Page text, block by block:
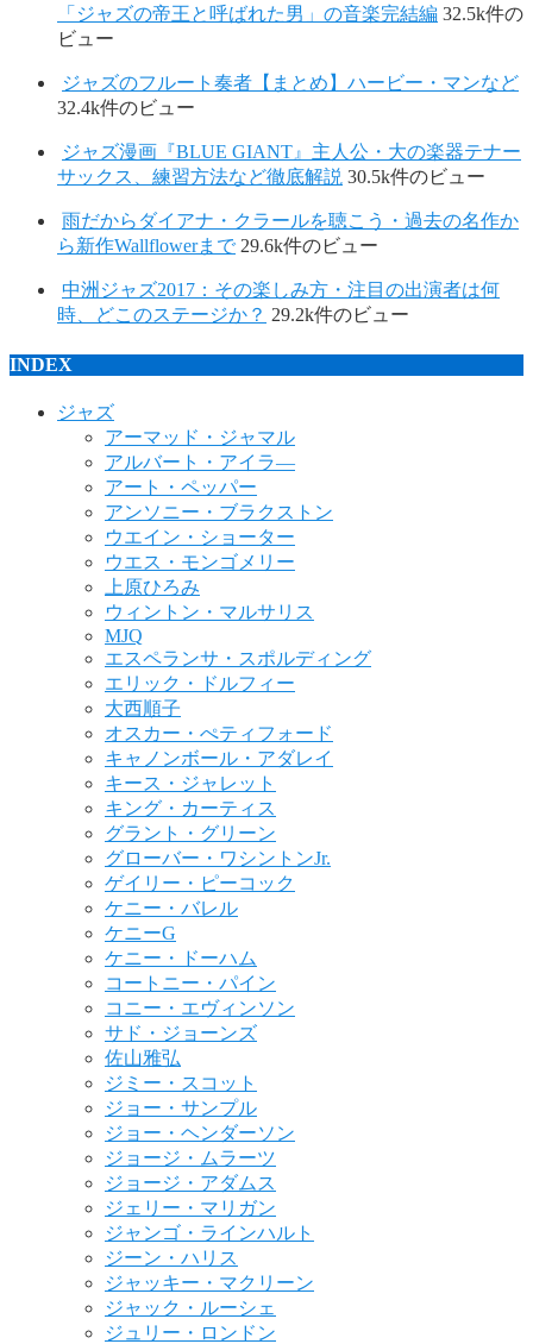
「ジャズの帝王と呼ばれた男」の音楽完結編 32.5k件の
ビュー
ジャズのフルート奏者【まとめ】ハービー・マンなど
32.4k件のビュー
ジャズ漫画『BLUE GIANT』主人公・大の楽器テナー
サックス、練習方法など徹底解説 30.5k件のビュー
雨だからダイアナ・クラールを聴こう・過去の名作か
ら新作Wallflowerまで 29.6k件のビュー
中洲ジャズ2017：その楽しみ方・注目の出演者は何
時、どこのステージか？ 29.2k件のビュー
INDEX
ジャズ
アーマッド・ジャマル
アルバート・アイラ―
アート・ペッパー
アンソニー・ブラクストン
ウエイン・ショーター
ウエス・モンゴメリー
上原ひろみ
ウィントン・マルサリス
MJQ
エスペランサ・スポルディング
エリック・ドルフィー
大西順子
オスカー・ぺティフォード
キャノンボール・アダレイ
キース・ジャレット
キング・カーティス
グラント・グリーン
グローバー・ワシントンJr.
ゲイリー・ピーコック
ケニー・バレル
ケニーG
ケニー・ドーハム
コートニー・パイン
コニー・エヴィンソン
サド・ジョーンズ
佐山雅弘
ジミー・スコット
ジョー・サンプル
ジョー・ヘンダーソン
ジョージ・ムラーツ
ジョージ・アダムス
ジェリー・マリガン
ジャンゴ・ラインハルト
ジーン・ハリス
ジャッキー・マクリーン
ジャック・ルーシェ
ジュリー・ロンドン